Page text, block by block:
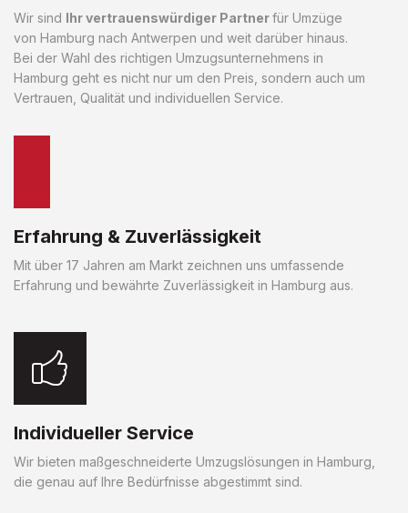
Wir sind Ihr vertrauenswürdiger Partnerfür Umzüge
von Hamburg nach Antwerpen und weit darüber hinaus.
Bei der Wahl des richtigen Umzugsunternehmens in
Hamburg geht es nicht nur um den Preis, sondern auch um
Vertrauen, Qualität und individuellen Service.
Erfahrung & Zuverlässigkeit
Mit über 17 Jahren am Markt zeichnen uns umfassende
Erfahrung und bewährte Zuverlässigkeit in Hamburg aus.
Individueller Service
Wir bieten maßgeschneiderte Umzugslösungen in Hamburg,
die genau auf Ihre Bedürfnisse abgestimmt sind.